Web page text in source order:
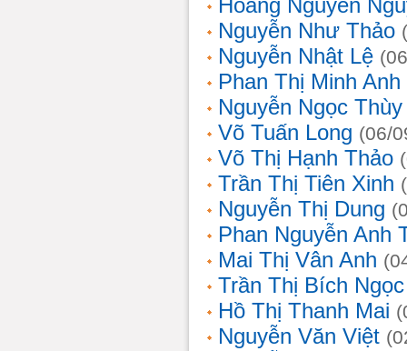
Hoàng Nguyễn
Nguyễn Như Thảo
Nguyễn Nhật Lệ
Phan Thị Minh Anh
Nguyễn Ngọc
Võ Tuấn Long (06/
Võ Thị Hạnh Thảo
Trần Thị Tiên Xinh
Nguyễn Thị Dung
Phan Nguyễn Anh
Mai Thị Vân Anh
Trần Thị Bích Ngọc
Hồ Thị Thanh Mai
Nguyễn Văn Việt